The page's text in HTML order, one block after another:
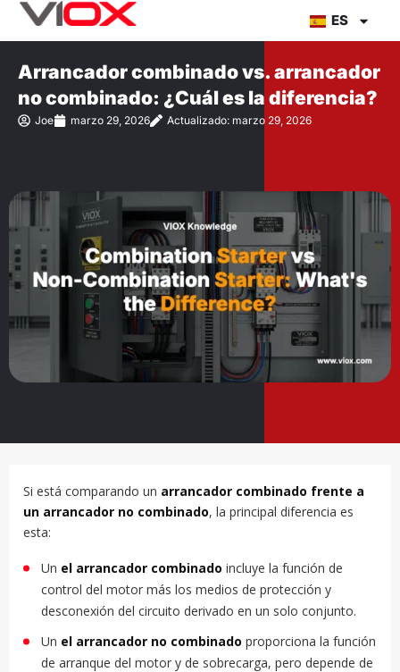
ES
Arrancador combinado vs. arrancador
no combinado: ¿Cuál es la diferencia?
Joe marzo 29, 2026 Actualizado: marzo 29, 2026
Si está comparando un arrancador combinado frente a
un arrancador no combinado, la principal diferencia es
esta:
Un el arrancador combinado incluye la función de
control del motor más los medios de protección y
desconexión del circuito derivado en un solo conjunto.
Un el arrancador no combinado proporciona la función
de arranque del motor y de sobrecarga, pero depende de